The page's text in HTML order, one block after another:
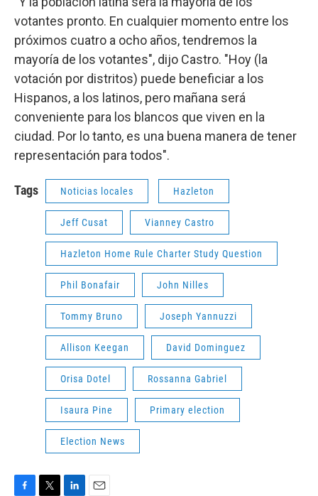
votantes pronto. En cualquier momento entre los
próximos cuatro a ocho años, tendremos la
mayoría de los votantes", dijo Castro. "Hoy (la
votación por distritos) puede beneficiar a los
Hispanos, a los latinos, pero mañana será
conveniente para los blancos que viven en la
ciudad. Por lo tanto, es una buena manera de tener
representación para todos".
Tags Noticias locales Hazleton
Jeff Cusat Vianney Castro
Hazleton Home Rule Charter Study Question
Phil Bonafair John Nilles
Tommy Bruno Joseph Yannuzzi
Allison Keegan David Dominguez
Orisa Dotel Rossanna Gabriel
Isaura Pine Primary election
Election News